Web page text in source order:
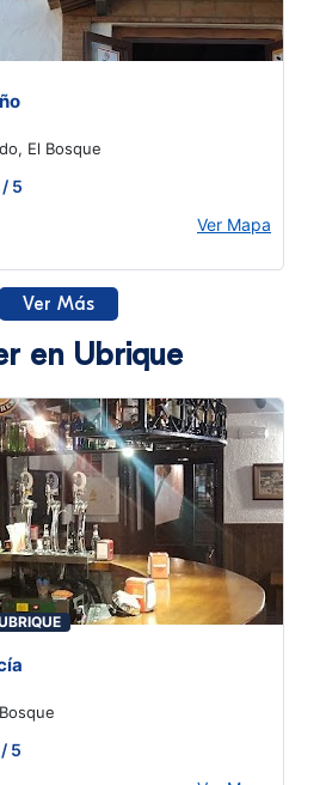
El Bosque
/ 5
Ver Mapa
Ver Más
en Ubrique
/ 5